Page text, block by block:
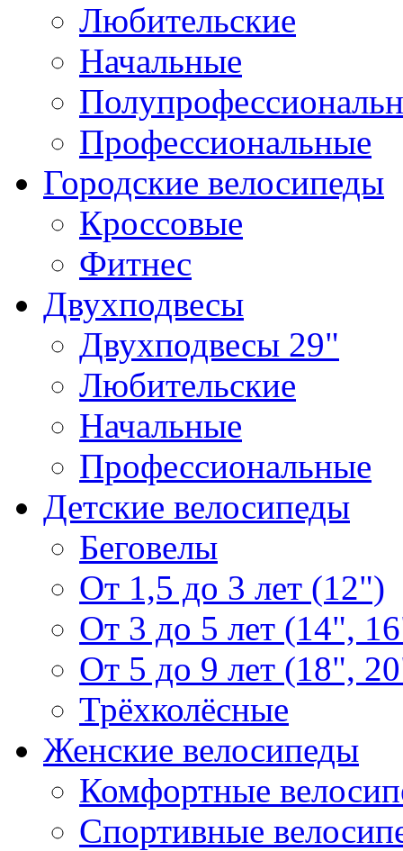
Любительские
Начальные
Профессиональные
Городские велосипеды
Кроссовые
Фитнес
Двухподвесы
Двухподвесы 29"
Любительские
Начальные
Профессиональные
Детские велосипеды
Беговелы
От 1,5 до 3 лет (12")
От 3 до 5 лет (14",
От 5 до 9 лет (18",
Трёхколёсные
Женские велосипеды
Комфортные
Спортивные